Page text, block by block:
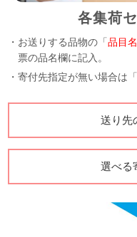
各集荷
・お送りする品物の「品目名
票の品名欄に記入。
・寄付先指定が無い場合は
送り先
選べる